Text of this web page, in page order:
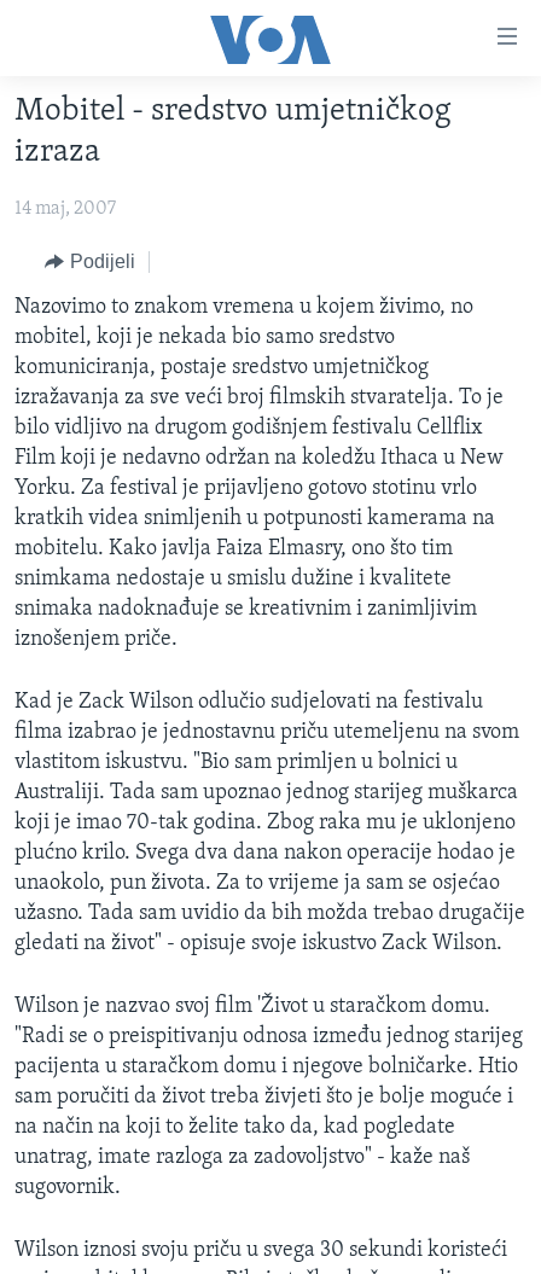
glavni
sadržaj
na
navigaciju
Idi
na
pretragu
FOTOGRAFIJE DANA
VIJESTI
SJEDINJENE AMERIČKE DRŽAVE
BOSNA I HERCEGOVINA
SVIJET
NAUKA I TEHNOLOGIJA
SPECIJALNI PROJEKTI
KORUPCIJA
SLOBODA MEDIJA
ŽENSKA STRANA
IZBJEGLIČKA STRANA
MAGAZIN
O GLASU AMERIKE
PRATITE NAS
Jezici
Mobitel - sredstvo umjetničkog
izraza
14 maj, 2007
Podijeli
Nazovimo to znakom vremena u kojem živimo, no
mobitel, koji je nekada bio samo sredstvo
komuniciranja, postaje sredstvo umjetničkog
izražavanja za sve veći broj filmskih stvaratelja. To je
bilo vidljivo na drugom godišnjem festivalu Cellflix
Film koji je nedavno održan na koledžu Ithaca u New
Yorku. Za festival je prijavljeno gotovo stotinu vrlo
kratkih videa snimljenih u potpunosti kamerama na
mobitelu. Kako javlja Faiza Elmasry, ono što tim
snimkama nedostaje u smislu dužine i kvalitete
snimaka nadoknađuje se kreativnim i zanimljivim
iznošenjem priče.
Kad je Zack Wilson odlučio sudjelovati na festivalu
filma izabrao je jednostavnu priču utemeljenu na svom
vlastitom iskustvu. "Bio sam primljen u bolnici u
Australiji. Tada sam upoznao jednog starijeg muškarca
koji je imao 70-tak godina. Zbog raka mu je uklonjeno
plućno krilo. Svega dva dana nakon operacije hodao je
unaokolo, pun života. Za to vrijeme ja sam se osjećao
užasno. Tada sam uvidio da bih možda trebao drugačije
gledati na život" - opisuje svoje iskustvo Zack Wilson.
Wilson je nazvao svoj film 'Život u staračkom domu.
"Radi se o preispitivanju odnosa između jednog starijeg
pacijenta u staračkom domu i njegove bolničarke. Htio
sam poručiti da život treba živjeti što je bolje moguće i
na način na koji to želite tako da, kad pogledate
unatrag, imate razloga za zadovoljstvo" - kaže naš
sugovornik.
Wilson iznosi svoju priču u svega 30 sekundi koristeći